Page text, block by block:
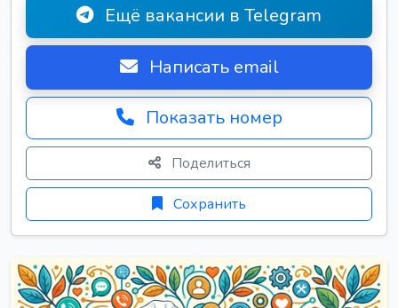
Ещё вакансии в Telegram
Написать email
Показать номер
Поделиться
Сохранить